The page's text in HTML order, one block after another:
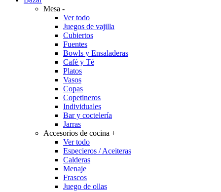
Mesa -
Ver todo
Juegos de vajilla
Cubiertos
Fuentes
Bowls y Ensaladeras
Café y Té
Platos
Vasos
Copas
Copetineros
Individuales
Bar y coctelería
Jarras
Accesorios de cocina +
Ver todo
Especieros / Aceiteras
Calderas
Menaje
Frascos
Juego de ollas